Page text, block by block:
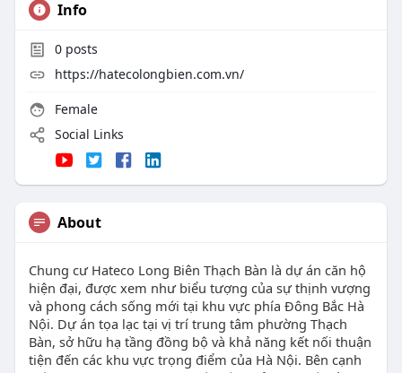
Info
0posts
https://hatecolongbien.com.vn/
Female
Social Links
About
Chung cư Hateco Long Biên Thạch Bàn là dự án căn hộ
hiện đại, được xem như biểu tượng của sự thịnh vượng
và phong cách sống mới tại khu vực phía Đông Bắc Hà
Nội. Dự án tọa lạc tại vị trí trung tâm phường Thạch
Bàn, sở hữu hạ tầng đồng bộ và khả năng kết nối thuận
tiện đến các khu vực trọng điểm của Hà Nội. Bên cạnh